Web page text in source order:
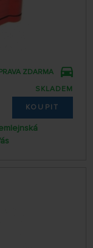
ZDARMA
SKLADEM
KOUPIT